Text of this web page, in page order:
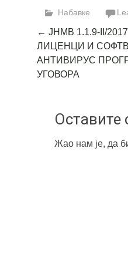
Набавке
Post
navigation
← ЈНМВ 1.1.9-II/
ЛИЦЕНЦИ И
АНТИВИРУС
УГОВОРА
Оставите
Жао нам је, да